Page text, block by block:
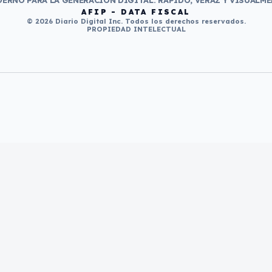
AFIP - DATA FISCAL
© 2026 Diario Digital Inc. Todos los derechos reservados.
PROPIEDAD INTELECTUAL